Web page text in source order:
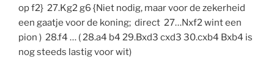
op f2} 27.Kg2 g6 {Niet nodig, maar voor de zekerheid
een gaatje voor de koning; direct 27…Nxf2 wint een
pion ) 28.f4 … ( 28.a4 b4 29.Bxd3 cxd3 30.cxb4 Bxb4 is
nog steeds lastig voor wit)